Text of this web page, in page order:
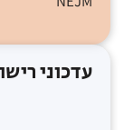
עדכוני